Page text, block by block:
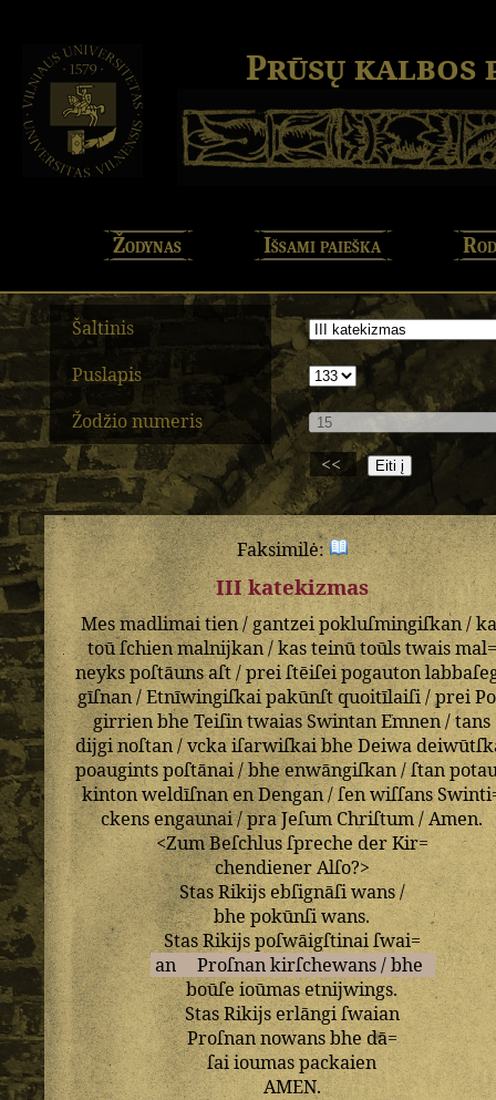
Prūsų kalbos
Žodynas Išsami paieška
Šaltinis
Puslapis
Žodžio numeris
<<
Faksimilė:
III katekizmas
Mesmadlimaitien/gantzei pokluſmingiſkan/
toūſchienmalnijkan/kasteinūtoūlstwaismal=
neykspoſtāunsaſt/preiſtēiſeipogauton
gīſnan/Etnīwingiſkaipakūnſtquoitīlaiſi/prei
girrienbheTeiſintwaias Swintan Emnen/tans
dijginoſtan/vckaiſarwiſkaibheDeiwa
poaugintspoſtānai/bheenwāngiſkan/ſtan
kinton weldīſnanenDengan/ſenwiſſans
ckens engaunai/praJeſum Chriſtum/Amen.
<ZumBeſchlusſprechederKir=
chendienerAlſo?>
StasRikijsebſignāſiwans/
bhepokūnſiwans.
StasRikijspoſwāigſtinaiſwai=
an
Proſnan kirſchewans/bhe
boūſeioūmas etnijwings.
StasRikijserlāngiſwaian
Proſnannowansbhe dā=
ſaiioumaspackaien
AMEN.